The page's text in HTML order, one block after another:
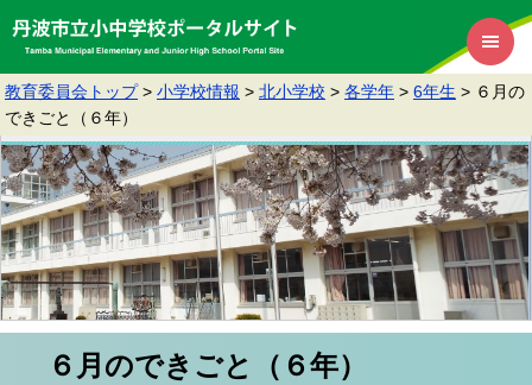
教育委員会トップ > 小学校情報 > 北小学校 > 各学年 > 6年生 > ６月の
できごと（６年）
６月のできごと（６年）